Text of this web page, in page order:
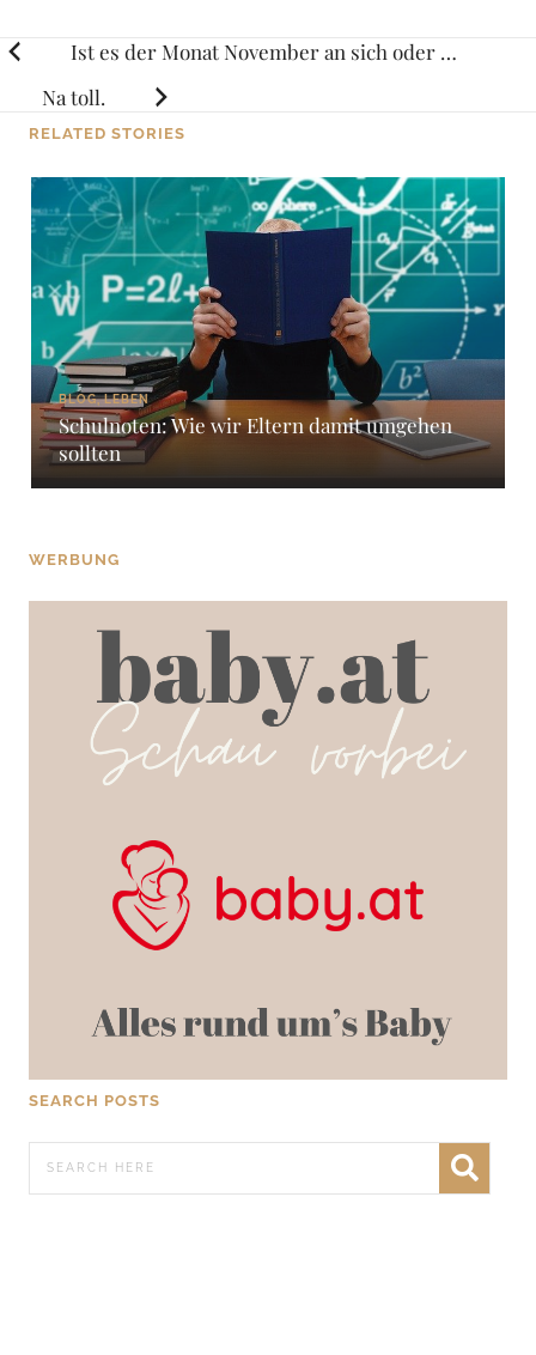
Posts
navigation
Ist es der Monat November an sich oder …
Na toll.
RELATED STORIES
BLOG, LEBEN
Schulnoten: Wie wir Eltern damit umgehen
sollten
WERBUNG
SEARCH POSTS